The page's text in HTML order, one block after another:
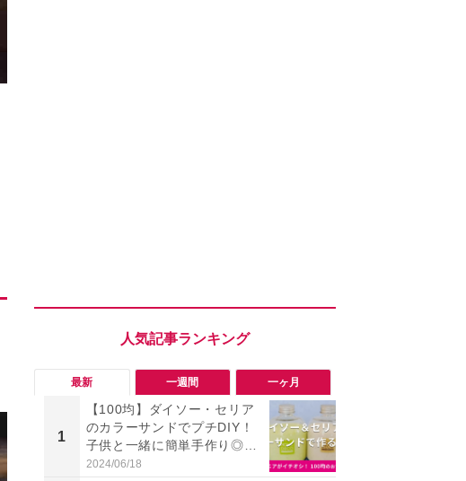
最新 一週間 一ヶ月
1
【100均】ダイソー・セリア
のカラーサンドでプチDIY！
子供と一緒に簡単手作り◎20
25年商品情報
2024/06/18